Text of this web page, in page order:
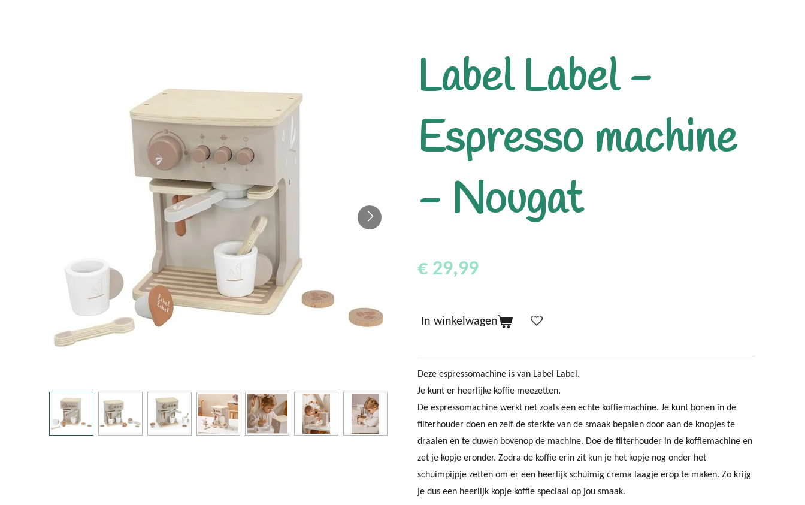
Label Label -
Espresso machine
- Nougat
€ 29,99
In winkelwagen
Deze espressomachine is van Label Label.
Je kunt er heerlijke koffie meezetten.
De espressomachine werkt net zoals een echte koffiemachine. Je kunt bonen in de
filterhouder doen en zelf de sterkte van de smaak bepalen door aan de knopjes te
draaien en te duwen bovenop de machine. Doe de filterhouder in de koffiemachine en
zet je kopje eronder. Zodra de koffie erin zit kun je het kopje nog onder het
schuimpijpje zetten om er een heerlijk schuimig crema laagje erop te maken. Zo krijg
je dus een heerlijk kopje koffie speciaal op jou smaak.